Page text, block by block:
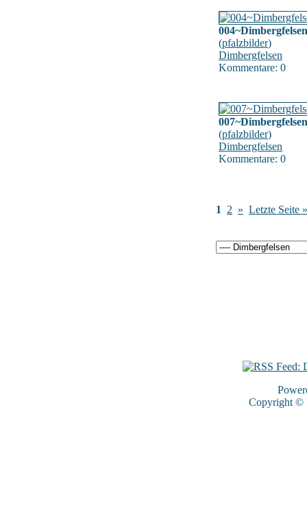
004~Dimbergfelsen
(pfalzbilder)
Dimbergfelsen
Kommentare: 0
007~Dimbergfelsen
(pfalzbilder)
Dimbergfelsen
Kommentare: 0
1 2 » Letzte Seite »
Copyright ©